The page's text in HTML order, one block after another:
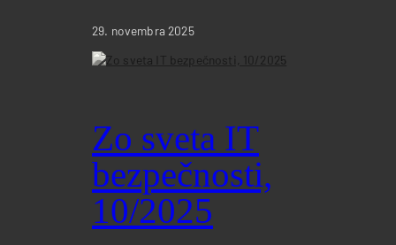
29. novembra 2025
Zo sveta IT
bezpečnosti,
10/2025